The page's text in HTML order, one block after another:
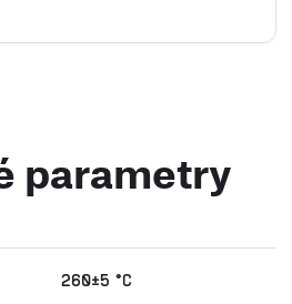
parametry
260±5 °C